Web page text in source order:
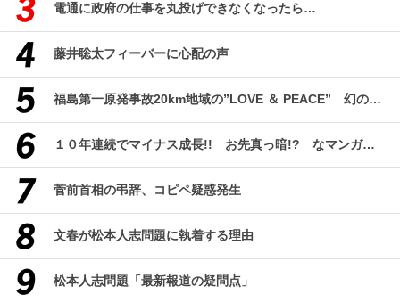
電通に政府の仕事を丸投げできなくなったら…
藤井聡太フィーバーに心配の声
福島第一原発事故20km地域の”LOVE ＆ PEACE” 幻のコミューン「獏原人村」の現在
１０年連続でマイナス成長!! お先真っ暗!? なマンガ産業研究
菅前首相の弔辞、コピペ疑惑発生
文春が松本人志問題に執着する理由
松本人志問題「最新報道の疑問点」